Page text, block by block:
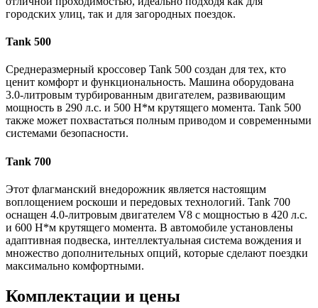
городских улиц, так и для загородных поездок.
Tank 500
Среднеразмерный кроссовер Tank 500 создан для тех, кто
ценит комфорт и функциональность. Машина оборудована
3.0-литровым турбированным двигателем, развивающим
мощность в 290 л.с. и 500 Н*м крутящего момента. Tank 500
также может похвастаться полным приводом и современными
системами безопасности.
Tank 700
Этот флагманский внедорожник является настоящим
воплощением роскоши и передовых технологий. Tank 700
оснащен 4.0-литровым двигателем V8 с мощностью в 420 л.с.
и 600 Н*м крутящего момента. В автомобиле установлены
адаптивная подвеска, интеллектуальная система вождения и
множество дополнительных опций, которые сделают поездки
максимально комфортными.
Комплектации и цены